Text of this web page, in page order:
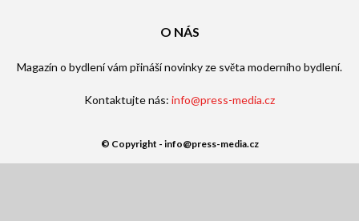
O NÁS
Magazín o bydlení vám přináší novinky ze světa moderního bydlení.
Kontaktujte nás: info@press-media.cz
© Copyright - info@press-media.cz